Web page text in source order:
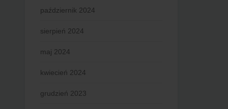
październik 2024
sierpień 2024
maj 2024
kwiecień 2024
grudzień 2023